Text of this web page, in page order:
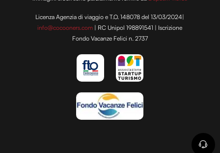
Licenza Agenzia di viaggio e T.O. 148078 del 13/03/2024|
info@cocooners.com | RC Unipol 198891541 | Iscrizione
Fondo Vacanze Felici n. 2737